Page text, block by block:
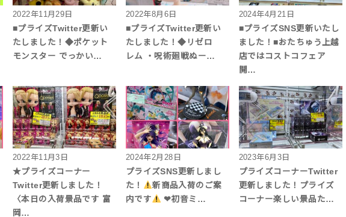
2022年11月29日
■プライズTwitter更新い
たしました！◆ポケット
モンスター でっかい…
2022年8月6日
■プライズTwitter更新い
たしました！◆リゼロ
レム ・呪術廻戦ぬー…
2024年4月21日
■プライズSNS更新いたし
ました！■おたちゅう上越
店ではコストコフェア
開…
2022年11月3日
★プライズコーナー
Twitter更新しました！
〈本日の入荷景品です 富
岡…
2024年2月28日
プライズSNS更新しまし
た！
新商品入荷のご案
内です
❤︎初音ミ…
2023年6月3日
プライズコーナーTwitter
更新しました！プライズ
コーナー楽しい景品た…